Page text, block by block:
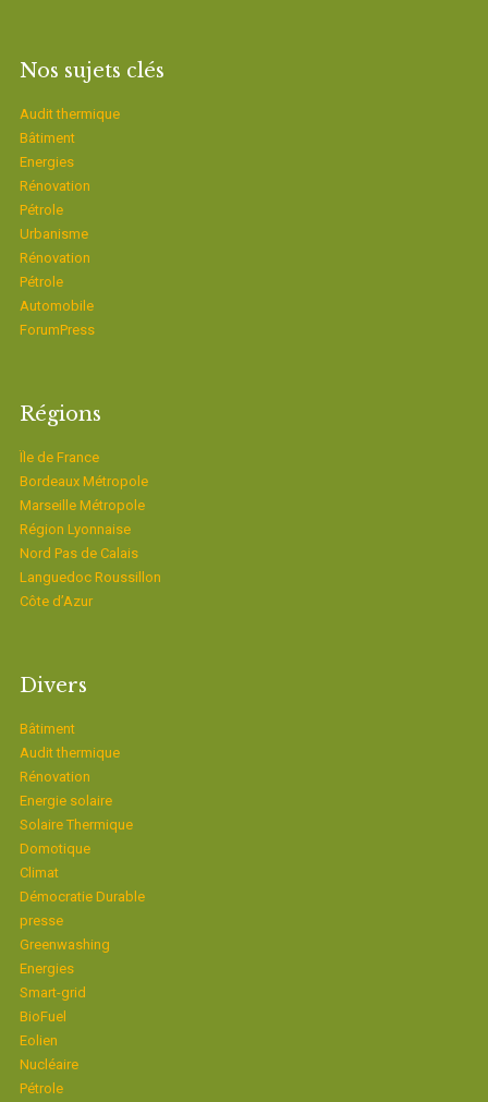
Nos sujets clés
Audit thermique
Bâtiment
Energies
Rénovation
Pétrole
Urbanisme
Rénovation
Pétrole
Automobile
ForumPress
Régions
Ïle de France
Bordeaux Métropole
Marseille Métropole
Région Lyonnaise
Nord Pas de Calais
Languedoc Roussillon
Côte d’Azur
Divers
Bâtiment
Audit thermique
Rénovation
Energie solaire
Solaire Thermique
Domotique
Climat
Démocratie Durable
presse
Greenwashing
Energies
Smart-grid
BioFuel
Eolien
Nucléaire
Pétrole